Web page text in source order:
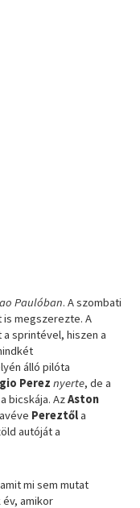
Paulóban. A szombati
is megszerezte. A
sprintével, hiszen a
álló pilóta
Perez nyerte, de a
bicskája. AzAston
Pereztőla
autóját a
mi sem mutat
amikor